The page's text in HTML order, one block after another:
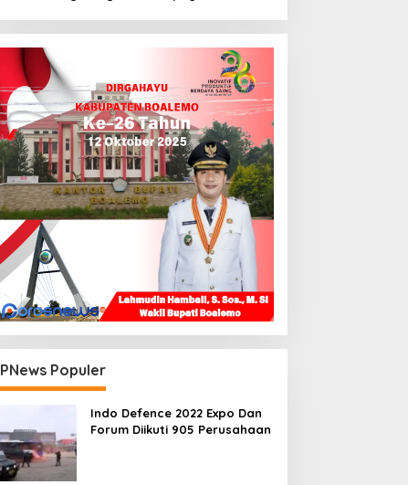
PNews Populer
Indo Defence 2022 Expo Dan
Forum Diikuti 905 Perusahaan